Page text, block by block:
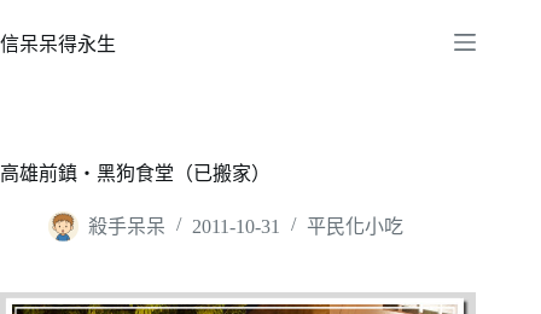
至
容
信呆呆得永生
高雄前鎮‧黑狗食堂（已搬家）
殺手呆呆 2011-10-31 平民化小吃